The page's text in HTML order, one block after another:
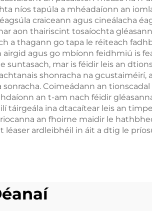
níos tapúla a mhéadaíonn an
craiceann agus cineálacha
aon thairiscint tosaíochta
a thagann go tapa le réiteach
agus go mbíonn feidhmiú is
mar is féidir leis an
shonracha na gcustaiméirí,
Coimeádann an
an t-am nach féidir
táirgeála ina dtacaítear leis an
an fhoirne maidir le
ardleibhéil in áit a dtig le